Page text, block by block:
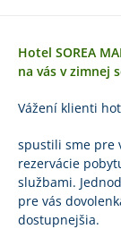
Hotel SOREA
na vás v zimnej
Vážení klienti
spustili sme pre
rezervácie
službami.
pre vás
dostupnejšia.